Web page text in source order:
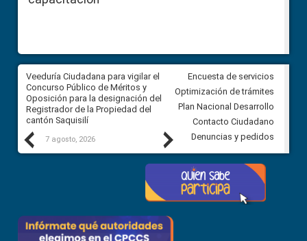
Previous
Veeduría Ciudadana para vigilar el
Concurso Público de Méritos y
Oposición para la designación del
Registrador de la Propiedad del
cantón Saquisilí
7 agosto, 2026
Veeduría Ciudadana para
construcción del asfaltado de
Ballenita del cantón Santa
7 agosto, 2026
Next
Encuesta de servicios
Optimización de trámites
Plan Nacional Desarrollo
Contacto Ciudadano
Denuncias y pedidos